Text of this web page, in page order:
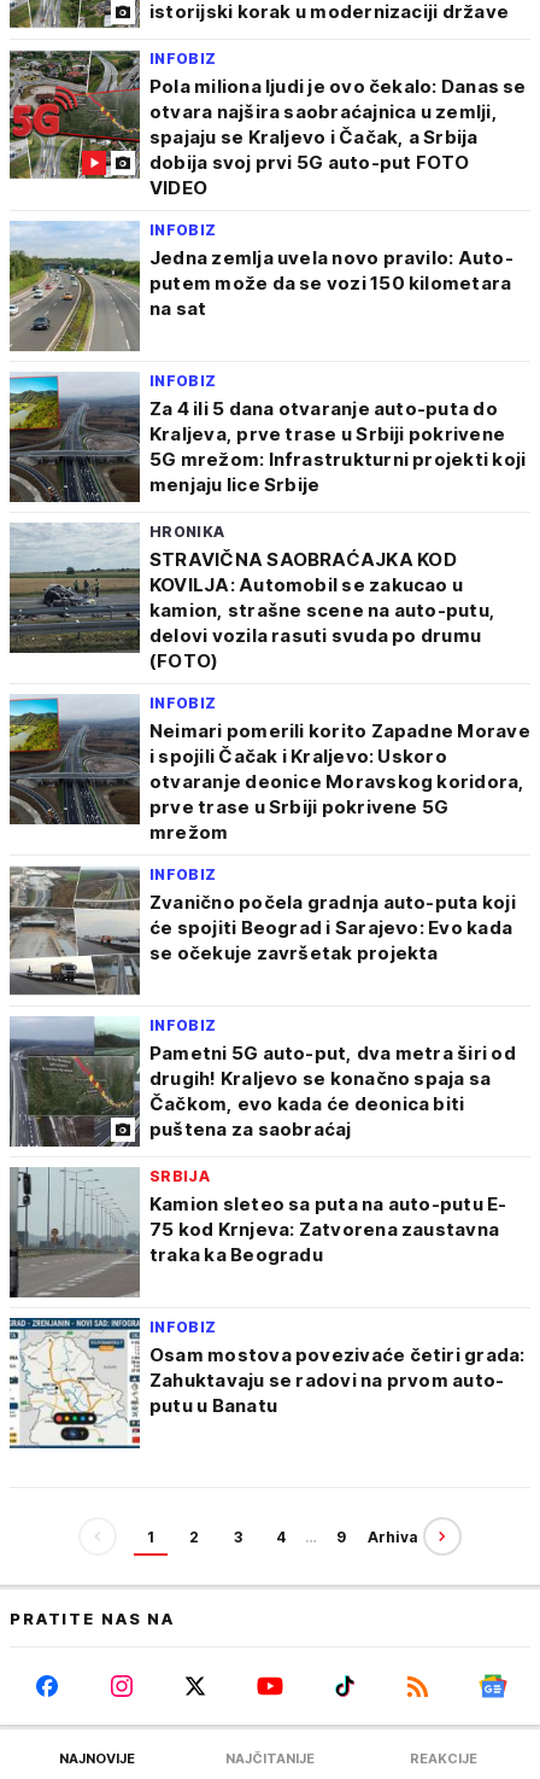
istorijski korak u modernizaciji države
INFOBIZ
Pola miliona ljudi je ovo čekalo: Danas se
otvara najšira saobraćajnica u zemlji,
spajaju se Kraljevo i Čačak, a Srbija
dobija svoj prvi 5G auto-put FOTO
VIDEO
INFOBIZ
Jedna zemlja uvela novo pravilo: Auto-
putem može da se vozi 150 kilometara
na sat
INFOBIZ
Za 4 ili 5 dana otvaranje auto-puta do
Kraljeva, prve trase u Srbiji pokrivene
5G mrežom: Infrastrukturni projekti koji
menjaju lice Srbije
HRONIKA
STRAVIČNA SAOBRAĆAJKA KOD
KOVILJA: Automobil se zakucao u
kamion, strašne scene na auto-putu,
delovi vozila rasuti svuda po drumu
(FOTO)
INFOBIZ
Neimari pomerili korito Zapadne Morave
i spojili Čačak i Kraljevo: Uskoro
otvaranje deonice Moravskog koridora,
prve trase u Srbiji pokrivene 5G
mrežom
INFOBIZ
Zvanično počela gradnja auto-puta koji
će spojiti Beograd i Sarajevo: Evo kada
se očekuje završetak projekta
INFOBIZ
Pametni 5G auto-put, dva metra širi od
drugih! Kraljevo se konačno spaja sa
Čačkom, evo kada će deonica biti
puštena za saobraćaj
SRBIJA
Kamion sleteo sa puta na auto-putu E-
75 kod Krnjeva: Zatvorena zaustavna
traka ka Beogradu
INFOBIZ
Osam mostova povezivaće četiri grada:
Zahuktavaju se radovi na prvom auto-
putu u Banatu
1 2 3 4 … 9 Arhiva
PRATITE NAS NA
NAJNOVIJE NAJČITANIJE REAKCIJE